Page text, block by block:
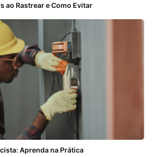
ao Rastrear e Como Evitar
Aprenda na Prática